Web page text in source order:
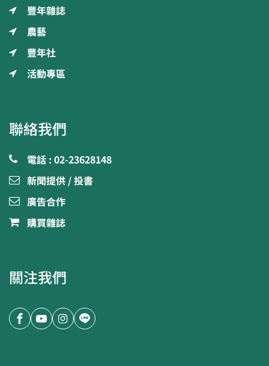
豐年雜誌
農藝
豐年社
活動專區
聯絡我們
電話 : 02-23628148
新聞提供 / 投書
廣告合作
購買雜誌
關注我們